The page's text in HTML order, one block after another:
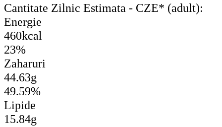
Cantitate Zilnic Estimata - CZE* (adult):
Energie
460kcal
23%
Zaharuri
44.63g
49.59%
Lipide
15.84g